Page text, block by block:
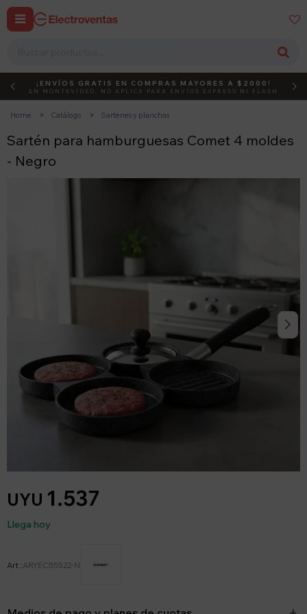
 
DEBUT ACTIVÁ EL CÓDIGO
¡ENVÍOS GRATIS EN COMPRAS MAYORES A $2000!
EN MONTEVIDEO, NO APLICA PARA ENVÍOS EXPRESS NI FLASH
Home Catálogo Sartenes y planchas
Sartén para hamburguesas Comet 4 moldes
- Negro
UYU 1.537
Llega hoy
ARYEC55522-N